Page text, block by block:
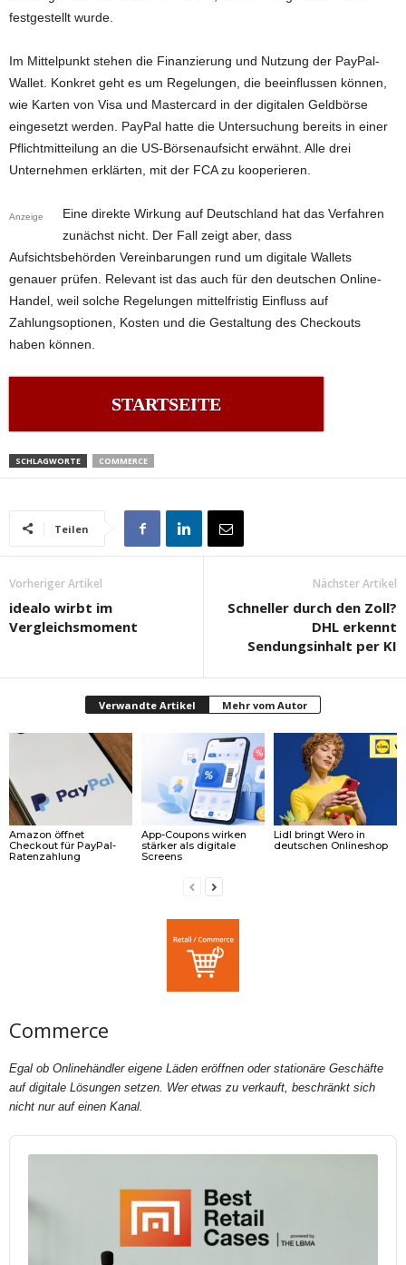
festgestellt wurde.
Im Mittelpunkt stehen die Finanzierung und Nutzung der PayPal-
Wallet. Konkret geht es um Regelungen, die beeinflussen können,
wie Karten von Visa und Mastercard in der digitalen Geldbörse
eingesetzt werden. PayPal hatte die Untersuchung bereits in einer
Pflichtmitteilung an die US-Börsenaufsicht erwähnt. Alle drei
Unternehmen erklärten, mit der FCA zu kooperieren.
Anzeige
Eine direkte Wirkung auf Deutschland hat das Verfahren
zunächst nicht. Der Fall zeigt aber, dass
Aufsichtsbehörden Vereinbarungen rund um digitale Wallets
genauer prüfen. Relevant ist das auch für den deutschen Online-
Handel, weil solche Regelungen mittelfristig Einfluss auf
Zahlungsoptionen, Kosten und die Gestaltung des Checkouts
haben können.
STARTSEITE
SCHLAGWORTE COMMERCE
Teilen
Vorheriger Artikel
idealo wirbt im
Vergleichsmoment
Nächster Artikel
Schneller durch den Zoll?
DHL erkennt
Sendungsinhalt per KI
Verwandte Artikel Mehr vom Autor
Amazon öffnet
Checkout für PayPal-
Ratenzahlung
App-Coupons wirken
stärker als digitale
Screens
Lidl bringt Wero in
deutschen Onlineshop
Commerce
Egal ob Onlinehändler eigene Läden eröffnen oder stationäre Geschäfte
auf digitale Lösungen setzen. Wer etwas zu verkauft, beschränkt sich
nicht nur auf einen Kanal.
Audio
Player